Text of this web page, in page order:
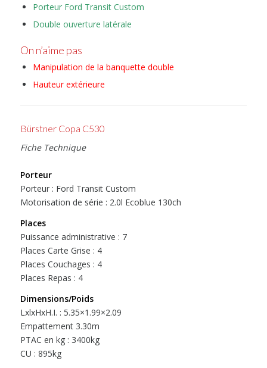
Porteur Ford Transit Custom
Double ouverture latérale
On n’aime pas
Manipulation de la banquette double
Hauteur extérieure
Bürstner Copa C530
Fiche Technique
Porteur
Porteur : Ford Transit Custom
Motorisation de série : 2.0l Ecoblue 130ch
Places
Puissance administrative : 7
Places Carte Grise : 4
Places Couchages : 4
Places Repas : 4
Dimensions/Poids
LxlxHxH.I. : 5.35×1.99×2.09
Empattement 3.30m
PTAC en kg : 3400kg
CU : 895kg